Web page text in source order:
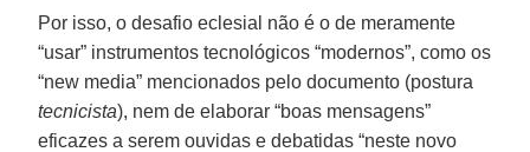
Por isso, o desafio eclesial não é o de meramente
“usar” instrumentos tecnológicos “modernos”, como os
“new media” mencionados pelo documento (postura
tecnicista), nem de elaborar “boas mensagens”
eficazes a serem ouvidas e debatidas “neste novo